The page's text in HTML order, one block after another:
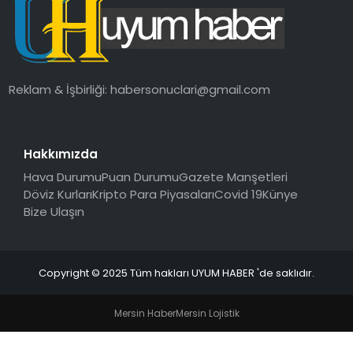
SAĞLIK
MAGAZIN
Reklam & İşbirliği:habersonuclari@gmail.com
Hakkımızda
Hava DurumuPuan DurumuGazete Manşetleri
Döviz KurlarıKripto Para PiyasalarıCovid 19Künye
Bize Ulaşın
Copyright © 2025 Tüm hakları UYUM HABER 'de saklıdır.
Mersin HaberMersin Lojistik